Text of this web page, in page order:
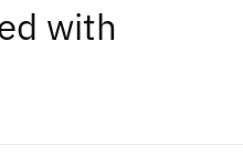
with